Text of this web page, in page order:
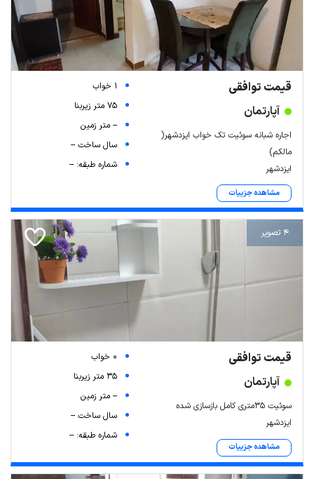
قیمت توافقی
آپارتمان
اجاره شبانه سوئیت تک خواب ایزدشهر(
مالکم)
ایزدشهر
مشاهده جزییات
1 خواب
75 متر زیربنا
-- متر زمین
سال ساخت --
شماره طبقه: --
4 تصویر
قیمت توافقی
آپارتمان
سوئیت ۳۵متری کامل بازسازی شده
ایزدشهر
مشاهده جزییات
0 خواب
35 متر زیربنا
-- متر زمین
سال ساخت --
شماره طبقه: --